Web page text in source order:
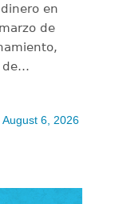
en
de
de…
August 6, 2026